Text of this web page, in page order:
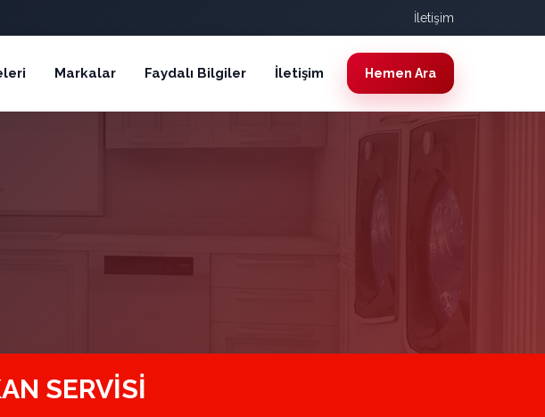
İletişim
Markalar Faydalı Bilgiler İletişim Hemen Ara
SERVISI